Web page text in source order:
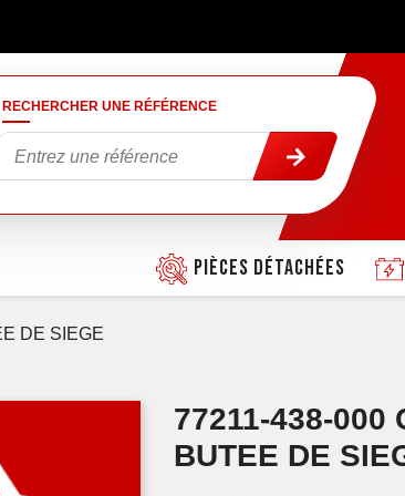
RECHERCHER UNE RÉFÉRENCE
Pièces détachées
DE SIEGE
77211-438-000
BUTEE DE